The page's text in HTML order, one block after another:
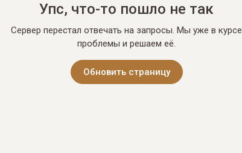
Упс, что-то пошло не так
Сервер перестал отвечать на запросы. Мы уже в курсе
проблемы и решаем её.
Обновить страницу